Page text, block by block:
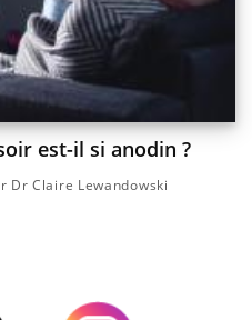
est-il si anodin ?
Dr Claire Lewandowski